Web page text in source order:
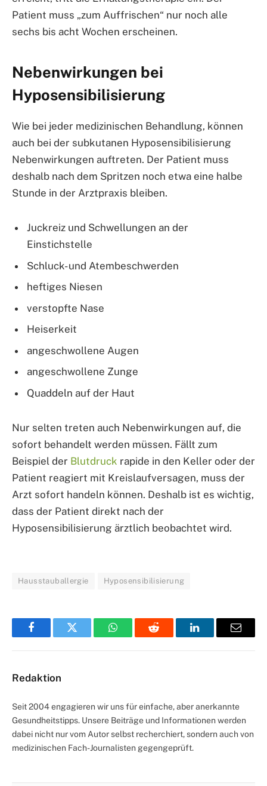
Patient muss „zum Auffrischen“ nur noch alle
sechs bis acht Wochen erscheinen.
Nebenwirkungen bei
Hyposensibilisierung
Wie bei jeder medizinischen Behandlung, können
auch bei der subkutanen Hyposensibilisierung
Nebenwirkungen auftreten. Der Patient muss
deshalb nach dem Spritzen noch etwa eine halbe
Stunde in der Arztpraxis bleiben.
Juckreiz und Schwellungen an der
Einstichstelle
Schluck- und Atembeschwerden
heftiges Niesen
verstopfte Nase
Heiserkeit
angeschwollene Augen
angeschwollene Zunge
Quaddeln auf der Haut
Nur selten treten auch Nebenwirkungen auf, die
sofort behandelt werden müssen. Fällt zum
Beispiel der Blutdruck rapide in den Keller oder der
Patient reagiert mit Kreislaufversagen, muss der
Arzt sofort handeln können. Deshalb ist es wichtig,
dass der Patient direkt nach der
Hyposensibilisierung ärztlich beobachtet wird.
Hausstauballergie Hyposensibilisierung
FacebookTwitter WhatsAppReddit LinkedInEmail
Redaktion
Seit 2004 engagieren wir uns für einfache, aber anerkannte
Gesundheitstipps. Unsere Beiträge und Informationen werden
dabei nicht nur vom Autor selbst recherchiert, sondern auch von
medizinischen Fach-Journalisten gegengeprüft.